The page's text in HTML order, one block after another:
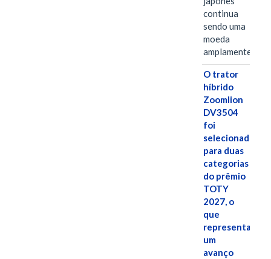
continua
sendo uma
moeda
amplamente…
O trator
híbrido
Zoomlion
DV3504
foi
selecionado
para duas
categorias
do prêmio
TOTY
2027, o
que
representa
um
avanço